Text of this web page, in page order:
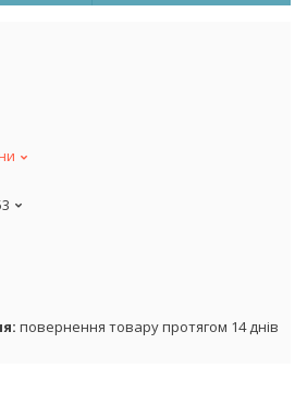
повернення товару протягом 14 днів